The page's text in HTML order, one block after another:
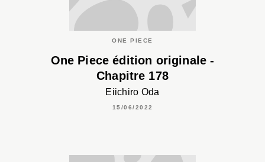
ONE PIECE
One Piece édition originale -
Chapitre 178
Eiichiro Oda
15/06/2022